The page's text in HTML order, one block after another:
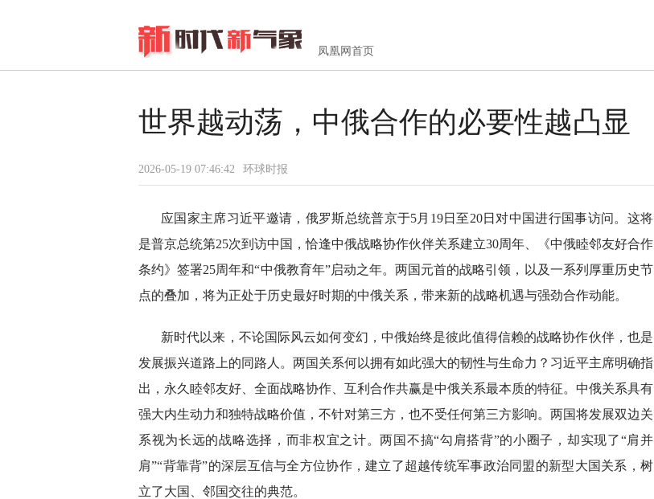
凤凰网首页
世界越动荡，中俄合作的必要性越凸显
2026-05-19 07:46:42 环球时报
应国家主席习近平邀请，俄罗斯总统普京于5月19日至20日对中国进行国事访问。这将
是普京总统第25次到访中国，恰逢中俄战略协作伙伴关系建立30周年、《中俄睦邻友好合作
条约》签署25周年和“中俄教育年”启动之年。两国元首的战略引领，以及一系列厚重历史节
点的叠加，将为正处于历史最好时期的中俄关系，带来新的战略机遇与强劲合作动能。
新时代以来，不论国际风云如何变幻，中俄始终是彼此值得信赖的战略协作伙伴，也是
发展振兴道路上的同路人。两国关系何以拥有如此强大的韧性与生命力？习近平主席明确指
出，永久睦邻友好、全面战略协作、互利合作共赢是中俄关系最本质的特征。中俄关系具有
强大内生动力和独特战略价值，不针对第三方，也不受任何第三方影响。两国将发展双边关
系视为长远的战略选择，而非权宜之计。两国不搞“勾肩搭背”的小圈子，却实现了“肩并
肩”“背靠背”的深层互信与全方位协作，建立了超越传统军事政治同盟的新型大国关系，树
立了大国、邻国交往的典范。